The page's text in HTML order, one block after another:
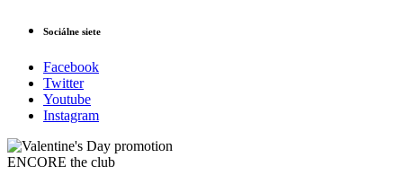
Sociálne siete
Facebook
Twitter
Youtube
Instagram
ENCORE the club